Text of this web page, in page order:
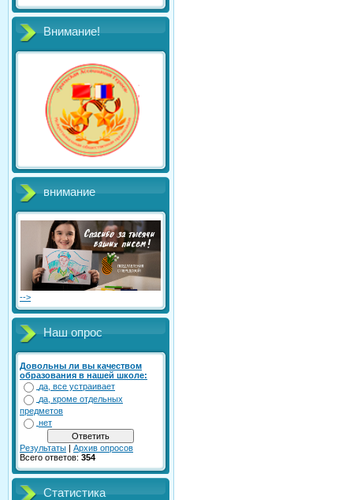
Внимание!
внимание
-->
Наш опрос
Довольны ли вы качеством
образования в нашей школе:
да, все устраивает
да, кроме отдельных
предметов
нет
Результаты | Архив опросов
Всего ответов: 354
Статистика